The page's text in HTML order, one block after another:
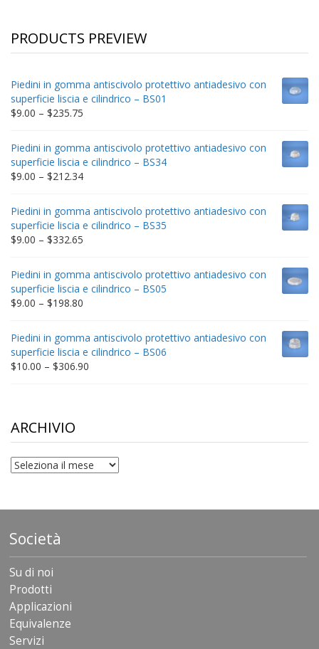
PRODUCTS PREVIEW
Piedini in gomma antiscivolo protettivo antiadesivo con
superficie liscia e cilindrico – BS01
$9.00 – $235.75
through
$235.75
Piedini in gomma antiscivolo protettivo antiadesivo con
superficie liscia e cilindrico – BS34
$9.00 – $212.34Price
through
$212.34
Piedini in gomma antiscivolo protettivo antiadesivo con
superficie liscia e cilindrico – BS35
$9.00 – $332.65
through
$332.65
Piedini in gomma antiscivolo protettivo antiadesivo con
superficie liscia e cilindrico – BS05
$9.00 – $198.80
through
$198.80
Piedini in gomma antiscivolo protettivo antiadesivo con
superficie liscia e cilindrico – BS06
$10.00 – $306.90
ARCHIVIO
archivio
Società
Su di noi
Prodotti
Applicazioni
Equivalenze
Servizi